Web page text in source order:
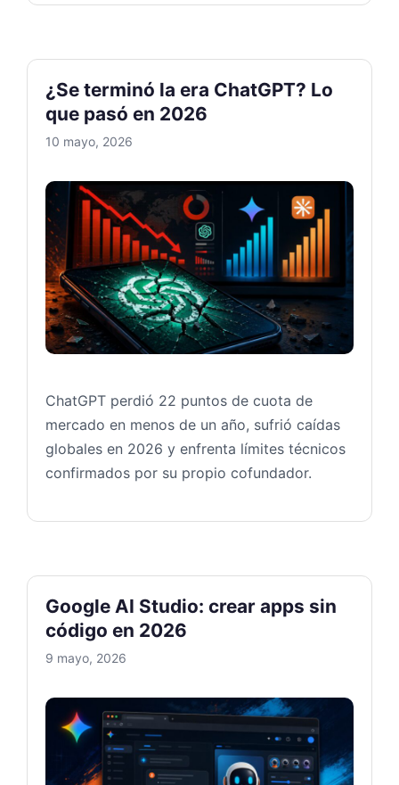
¿Se terminó la era ChatGPT? Lo
que pasó en 2026
10 mayo, 2026
¿Se
ChatGPT perdió 22 puntos de cuota de
mercado en menos de un año, sufrió caídas
globales en 2026 y enfrenta límites técnicos
confirmados por su propio cofundador.
Google AI Studio: crear apps sin
código en 2026
9 mayo, 2026